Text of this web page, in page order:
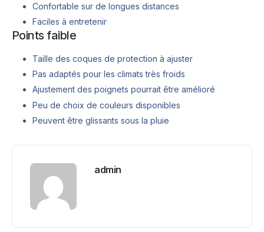
Confortable sur de longues distances
Faciles à entretenir
Points faible
Taille des coques de protection à ajuster
Pas adaptés pour les climats très froids
Ajustement des poignets pourrait être amélioré
Peu de choix de couleurs disponibles
Peuvent être glissants sous la pluie
admin